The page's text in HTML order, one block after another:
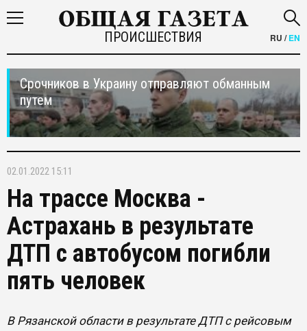
ПРОИСШЕСТВИЯ RU /EN
Срочников в Украину отправляют обманным
путем
02.01.2022 15:11
На трассе Москва -
Астрахань в результате
ДТП с автобусом погибли
пять человек
В Рязанской области в результате ДТП с рейсовым